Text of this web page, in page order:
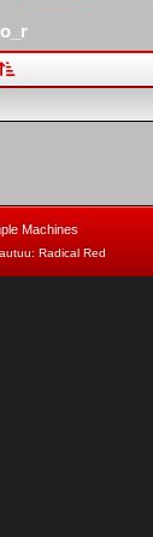
Machines
Radical Red